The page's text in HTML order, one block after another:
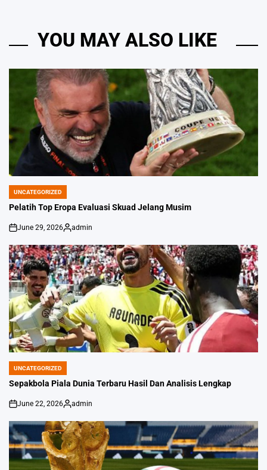
YOU MAY ALSO LIKE
POSTED
IN
UNCATEGORIZED
Pelatih Top Eropa Evaluasi Skuad Jelang Musim
on
June 29, 2026
Posted
admin
POSTED
IN
UNCATEGORIZED
Sepakbola Piala Dunia Terbaru Hasil Dan Analisis Lengkap
on
June 22, 2026
Posted
admin